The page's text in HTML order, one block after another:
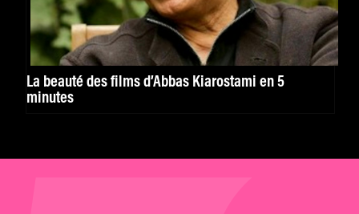
La beauté des films d’Abbas Kiarostami en 5
minutes